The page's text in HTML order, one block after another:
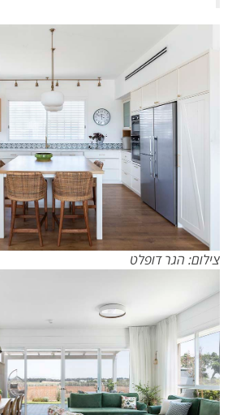
צילום: הגר דופלט